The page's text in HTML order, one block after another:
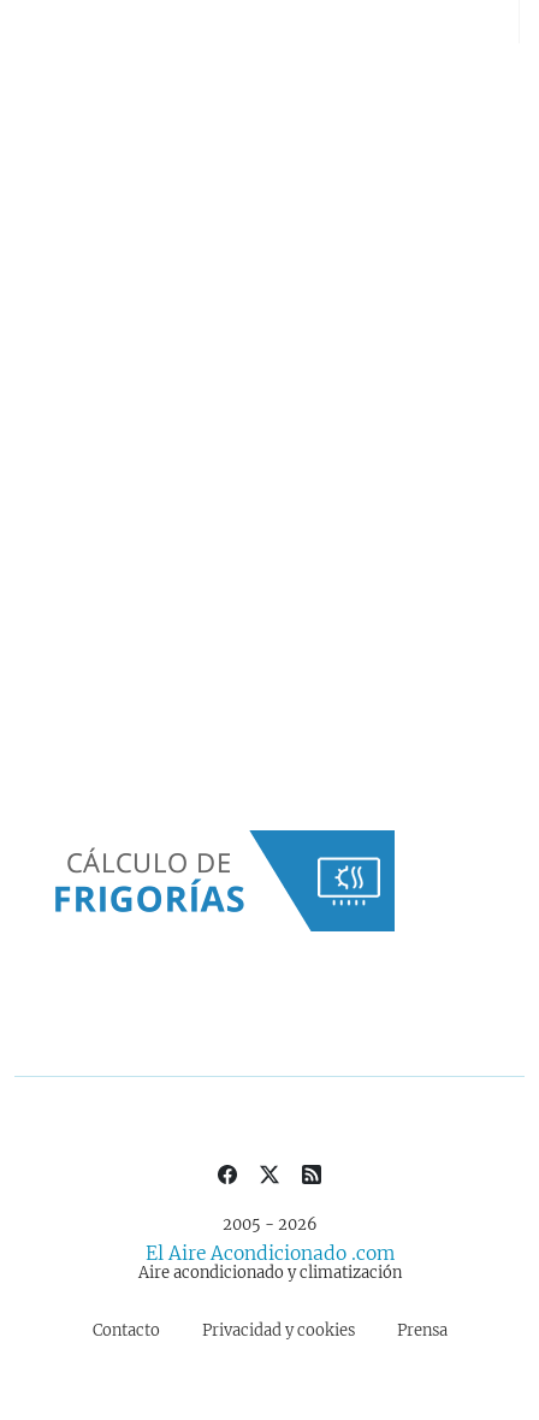
2005 - 2026
El Aire Acondicionado .com
Aire acondicionado y climatización
Contacto Privacidad y cookies Prensa